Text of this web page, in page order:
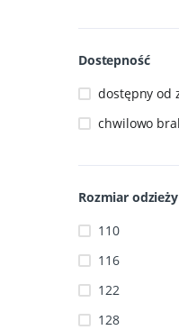
Dostepność
dostępny od
chwilowo
Rozmiar
110
116
122
128